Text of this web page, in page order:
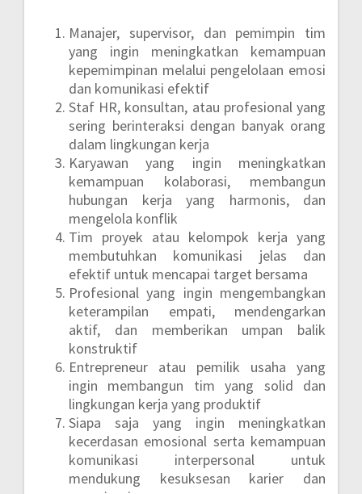
Manajer, supervisor, dan pemimpin tim
yang ingin meningkatkan kemampuan
kepemimpinan melalui pengelolaan emosi
dan komunikasi efektif
Staf HR, konsultan, atau profesional yang
sering berinteraksi dengan banyak orang
dalam lingkungan kerja
Karyawan yang ingin meningkatkan
kemampuan kolaborasi, membangun
hubungan kerja yang harmonis, dan
mengelola konflik
Tim proyek atau kelompok kerja yang
membutuhkan komunikasi jelas dan
efektif untuk mencapai target bersama
Profesional yang ingin mengembangkan
keterampilan empati, mendengarkan
aktif, dan memberikan umpan balik
konstruktif
Entrepreneur atau pemilik usaha yang
ingin membangun tim yang solid dan
lingkungan kerja yang produktif
Siapa saja yang ingin meningkatkan
kecerdasan emosional serta kemampuan
komunikasi interpersonal untuk
mendukung kesuksesan karier dan